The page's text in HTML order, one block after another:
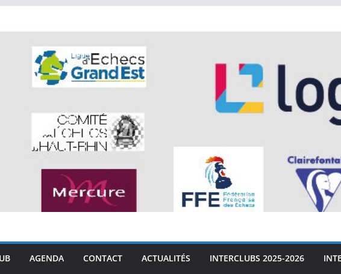
AGENDA CONTACT ACTUALITÉS INTERCLUBS 2025-2026